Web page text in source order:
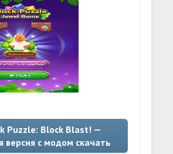
Puzzle: Block Blast! —
версия с модом скачать